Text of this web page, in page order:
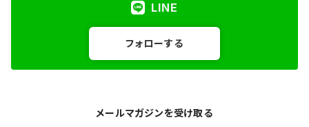
LINE
フォローする
メールマガジンを受け取る